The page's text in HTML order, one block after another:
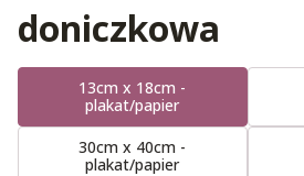
doniczkowa
13cm x 18cm -
plakat/papier
30cm x 40cm -
plakat/papier